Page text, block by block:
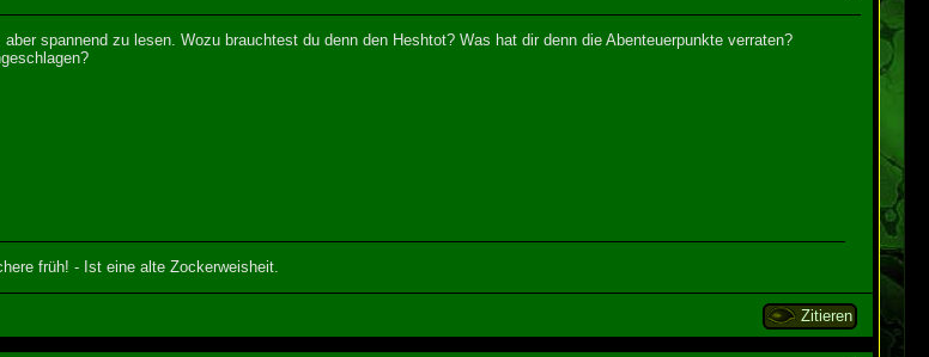
spannend zu lesen. Wozu brauchtest du denn den Heshtot? Was hat dir denn die Abenteuerpunkte verraten?
früh! - Ist eine alte Zockerweisheit.
Zitieren